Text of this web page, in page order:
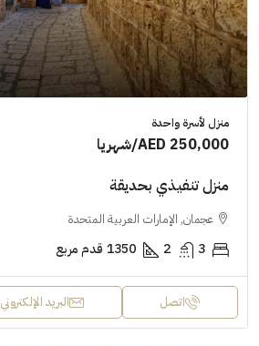
منزل لأسرة واحدة
AED 250,000/شهريا
منزل تنفيذي بحديقة
عجمان, الإمارات العربية المتحدة
3
2
1350 قدم مربع
اتصل البريد الإلكتروني